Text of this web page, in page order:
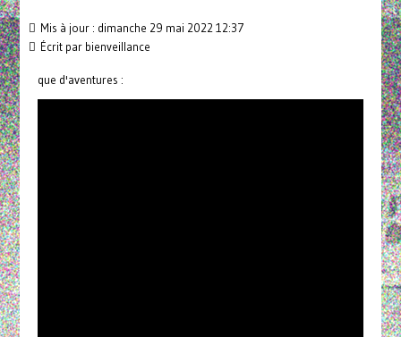
Mis à jour : dimanche 29 mai 2022 12:37
Écrit par bienveillance
que d'aventures :